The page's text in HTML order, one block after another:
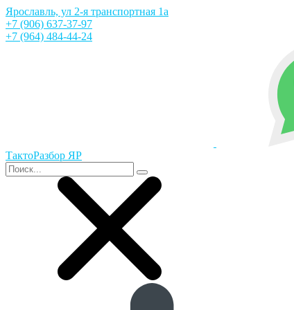
Ярославль, ул 2-я транспортная 1а
+7 (906) 637-37-97
+7 (964) 484-44-24
ТактоРазбор ЯР